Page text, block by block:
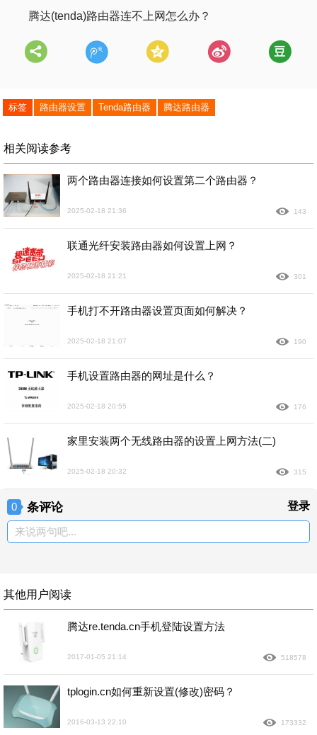
腾达(tenda)路由器连不上网怎么办？
标签 路由器设置 Tenda路由器 腾达路由器
相关阅读参考
两个路由器连接如何设置第二个路由器？
2025-02-18 21:36 143
联通光纤安装路由器如何设置上网？
2025-02-18 21:21 301
手机打不开路由器设置页面如何解决？
2025-02-18 21:07 190
手机设置路由器的网址是什么？
2025-02-18 20:55 176
家里安装两个无线路由器的设置上网方法(二)
2025-02-18 20:32 315
0 条评论 登录
来说两句吧...
其他用户阅读
腾达re.tenda.cn手机登陆设置方法
2017-01-05 21:14 518578
tplogin.cn如何重新设置(修改)密码？
2016-03-13 22:10 173332